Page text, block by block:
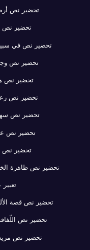
تحضير نص
تحضير نص
تحضير نص في سبيل
تحضير نص
تحضير نص
تحضير نص
تحضير نص
تحضير نص
تحضير نص
تحضير نص ظاهرة
تحضير نص قصة
تحضير نص
تحضير نص